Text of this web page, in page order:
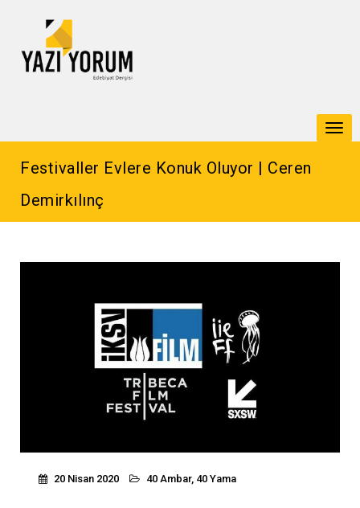
Festivaller Evlere Konuk Oluyor | Ceren
Demirkılınç
20 Nisan 2020 40 Ambar, 40 Yama